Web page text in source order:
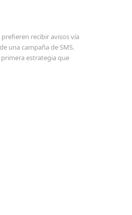
recibir avisos vía
una campaña de SMS.
estrategia que